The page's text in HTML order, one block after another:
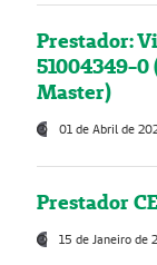
Prestador:
51004349-0
Master)
01 de Abril de
Prestador
15 de Janeiro de